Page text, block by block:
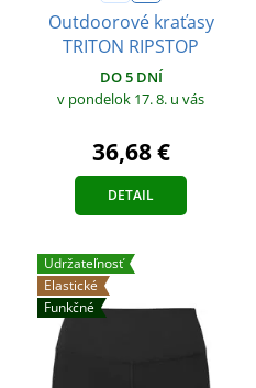
Outdoorové kraťasy
TRITON RIPSTOP
DO 5 DNÍ
v pondelok 17. 8. u vás
36,68 €
DETAIL
Udržateľnosť
Elastické
Funkčné